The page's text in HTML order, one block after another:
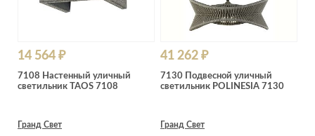
14 564 ₽
7108 Настенный уличный
светильник TAOS 7108
Гранд Свет
41 262 ₽
7130 Подвесной уличный
светильник POLINESIA 7130
Гранд Свет